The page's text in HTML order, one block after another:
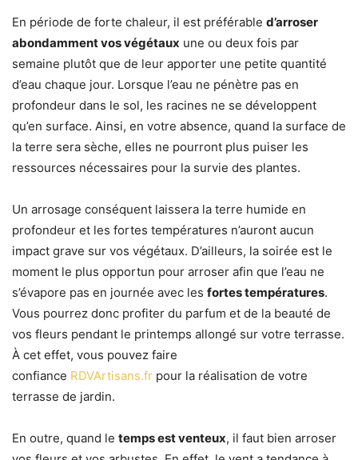
En période de forte chaleur, il est préférable d’arroser
abondamment vos végétaux une ou deux fois par
semaine plutôt que de leur apporter une petite quantité
d’eau chaque jour. Lorsque l’eau ne pénètre pas en
profondeur dans le sol, les racines ne se développent
qu’en surface. Ainsi, en votre absence, quand la surface de
la terre sera sèche, elles ne pourront plus puiser les
ressources nécessaires pour la survie des plantes.
Un arrosage conséquent laissera la terre humide en
profondeur et les fortes températures n’auront aucun
impact grave sur vos végétaux. D’ailleurs, la soirée est le
moment le plus opportun pour arroser afin que l’eau ne
s’évapore pas en journée avec les fortes températures.
Vous pourrez donc profiter du parfum et de la beauté de
vos fleurs pendant le printemps allongé sur votre terrasse.
À cet effet, vous pouvez faire
confiance RDVArtisans.fr pour la réalisation de votre
terrasse de jardin.
En outre, quand le temps est venteux, il faut bien arroser